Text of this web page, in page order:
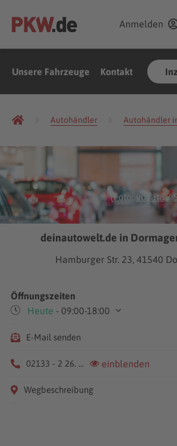
Anmelden
Unsere Fahrzeuge Kontakt
Autohändler Autohändler
(Foto: voyata/
deinautowelt.de in
Hamburger Str. 23, 41540
Öffnungszeiten
Heute - 09:00-18:00
Sa
09:00-17:00
E-Mail senden
02133 - 2 26. ... einblenden
Wegbeschreibung